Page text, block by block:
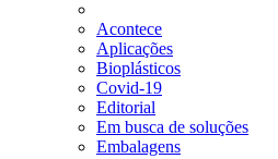
Acontece
Aplicações
Bioplásticos
Covid-19
Editorial
Em busca de soluções
Embalagens